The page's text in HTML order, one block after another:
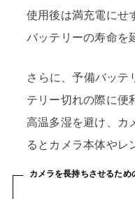
使用後は満充電にせ
バッテリーの寿命を
さらに、予備バッテリーを持っておくと急なバッ
テリー切れの際に便
高温多湿を避け、カ
るとカメラ本体やレ
カメラを長持ちさせるため